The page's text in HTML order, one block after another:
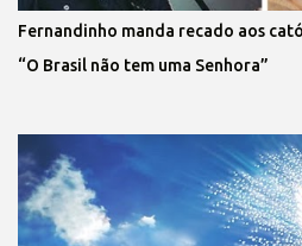
Fernandinho manda recado aos
“O Brasil não tem uma Senhora”